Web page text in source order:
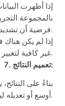
إذا أظهرت
بالمجموعة
فرضية أن تشديد العقوبات يقلل الحوادث.
إذا لم يكن هناك
غير كافية لتغيير السلوك.
7. تعميم النتائج:
بناءً على
أوسع أو تعديله ليكون أكثر فاعلية.